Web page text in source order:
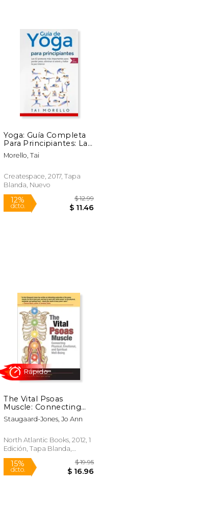
$ 48.83 50%
$ 24.00
$ 20.40
Yoga: Guía Completa
Para Principiantes: Las
63 Posturas más
Importantes Para
el Estrés y Hallar la
paz Interior
Morello, Tai
Createspace, 2017, Tapa
Blanda, Nuevo
12%
dcto.
The Vital Psoas
Muscle: Connecting
Physical, Emotional,
and Spiritual Well-
Staugaard-Jones, Jo Ann
North Atlantic Books, 2012, 1
Edición, Tapa Blanda,
Nuevo